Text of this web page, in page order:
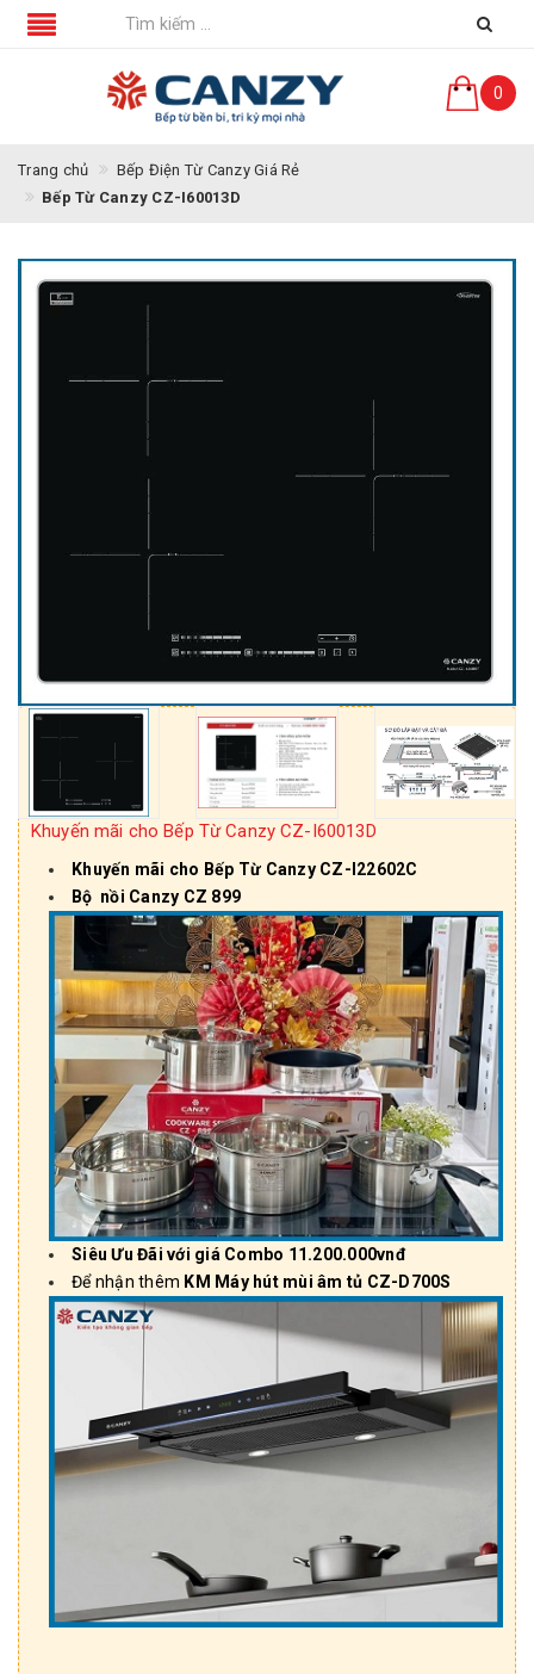
0
Trang chủ
Bếp Điện Từ Canzy Giá Rẻ
Bếp Từ Canzy CZ-I60013D
Khuyến mãi cho Bếp Từ Canzy CZ-I60013D
Khuyến mãi cho Bếp Từ Canzy CZ-I22602C
Bộ nồi Canzy CZ 899
Siêu Ưu Đãi với giá Combo 11.200.000vnđ
Để nhận thêm KM Máy hút mùi âm tủ CZ-D700S